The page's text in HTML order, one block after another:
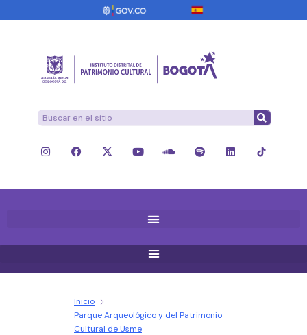
Inicio
Parque Arqueológico y del Patrimonio
Cultural de Usme